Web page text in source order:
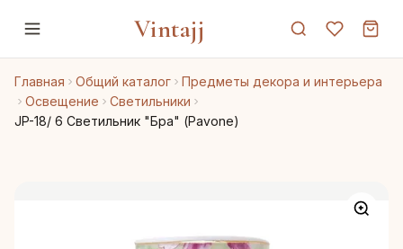
Vintajj
Главная Общий каталог
Предметы декора и интерьера
Освещение
Светильники
JP-18/ 6 Светильник "Бра" (Pavone)